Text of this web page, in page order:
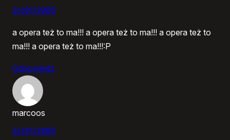
26/01/2005
a opera też to ma!!! a opera też to ma!!! a opera też to
ma!!! a opera też to ma!!!:P
Odpowiedz
marcoos
26/01/2005